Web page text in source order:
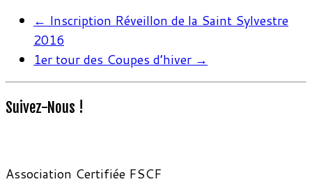
← Inscription Réveillon de la Saint Sylvestre
2016
1er tour des Coupes d’hiver →
Suivez-Nous !
Association Certifiée FSCF